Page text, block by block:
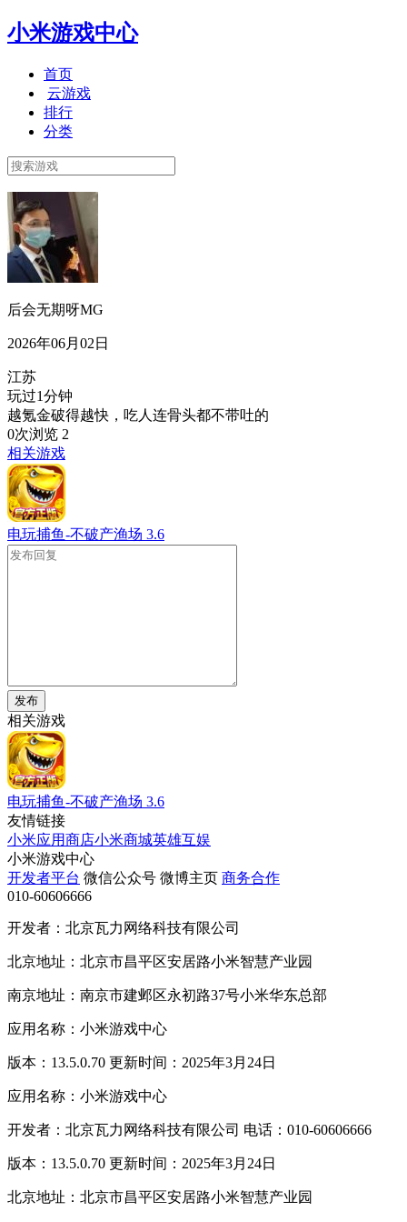
小米游戏中心
首页
云游戏
排行
分类
后会无期呀MG
2026年06月02日
江苏
玩过1分钟
越氪金破得越快，吃人连骨头都不带吐的
0次浏览 2
相关游戏
电玩捕鱼-不破产渔场 3.6
发布
相关游戏
电玩捕鱼-不破产渔场 3.6
友情链接
小米应用商店小米商城英雄互娱
小米游戏中心
开发者平台 微信公众号 微博主页 商务合作
010-60606666
开发者：北京瓦力网络科技有限公司
北京地址：北京市昌平区安居路小米智慧产业园
南京地址：南京市建邺区永初路37号小米华东总部
应用名称：小米游戏中心
版本：13.5.0.70 更新时间：2025年3月24日
应用名称：小米游戏中心
开发者：北京瓦力网络科技有限公司 电话：010-60606666
版本：13.5.0.70 更新时间：2025年3月24日
北京地址：北京市昌平区安居路小米智慧产业园